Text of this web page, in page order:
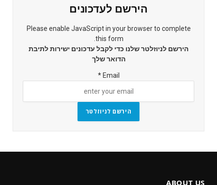
הירשם לעדכונים
Please enable JavaScript in your browser to complete
this form.
הירשם לניוזלטר שלנו כדי לקבל עדכונים ישירות לתיבת
הדואר שלך
Email
*
הירשם לניוזלטר
ABOUT US